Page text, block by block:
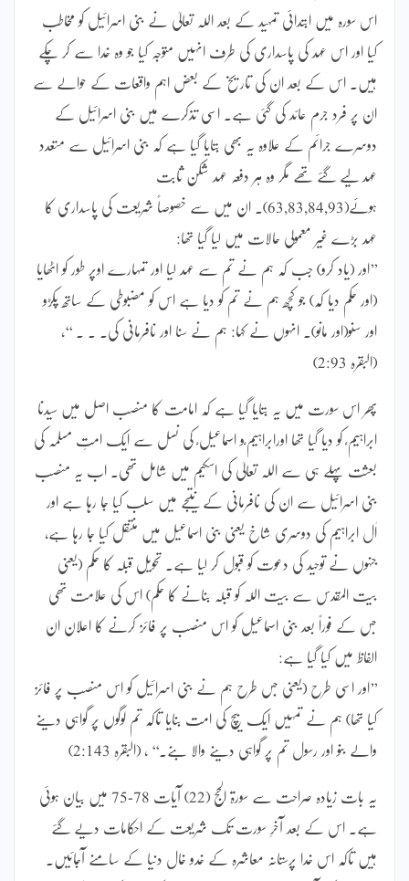
اس سورہ میں ابتدائی تمہید کے بعد اللہ تعالیٰ نے بنی اسرائیل کو مخاطب
کیا اور اس عہد کی پاسداری کی طرف انہیں متوجہ کیا جو وہ خدا سے کر چکے
ہیں۔ اس کے بعد ان کی تاریخ کے بعض اہم واقعات کے حوالے سے
ان پر فرد جرم عائد کی گئی ہے۔ اسی تذکرے میں بنی اسرائیل کے
دوسرے جرائم کے علاوہ یہ بھی بتایا گیا ہے کہ بنی اسرائیل سے متعدد
عہد لیے گئے تھے مگر وہ ہر دفعہ عہد شکن ثابت
ہوئے(63,83,84,93)۔ ان میں سے خصوصاً شریعت کی پاسداری کا
عہد بڑے غیر معمولی حالات میں لیا گیا تھا:
’’اور (یاد کرو) جب کہ ہم نے تم سے عہد لیا اور تمہارے اوپر طور کو اٹھایا
(اور حکم دیا کہ) جو کچھ ہم نے تم کو دیا ہے اس کو مضبوطی کے ساتھ پکڑو
اور سنو(اور مانو)۔ انہوں نے کہا: ہم نے سنا اور نافرمانی کی۔ ۔ ۔ ‘‘،
(البقرہ 2:93)
پھر اس سورت میں یہ بتایا گیا ہے کہ امامت کا منصب اصل میں سیدنا
ابراہیم ؑ کو دیا گیا تھا اورابراہیم ؑو اسماعیل ؑ کی نسل سے ایک امتِ مسلمہ کی
بعثت پہلے ہی سے اللہ تعالیٰ کی اسکیم میں شامل تھی۔ اب یہ منصب
بنی اسرائیل سے ان کی نافرمانی کے نتیجے میں سلب کیا جا رہا ہے اور
اٰل ابراہیم کی دوسری شاخ یعنی بنی اسماعیل میں منتقل کیا جا رہا ہے،
جنہوں نے توحید کی دعوت کو قبول کر لیا ہے۔ تحویل قبلہ کا حکم (یعنی
بیت المقدس سے بیت اللہ کو قبلہ بنانے کا حکم) اس کی علامت تھی
جس کے فوراً بعد بنی اسماعیل کو اس منصب پر فائز کرنے کا اعلان ان
الفاظ میں کیا گیا ہے:
’’اور اسی طرح (یعنی جس طرح ہم نے بنی اسرائیل کو اس منصب پر فائز
کیا تھا) ہم نے تمہیں ایک بیچ کی امت بنایا تاکہ تم لوگوں پر گواہی دینے
والے بنو اور رسول تم پر گواہی دینے والا بنے۔‘‘ ، (البقرہ 2:143)
یہ بات زیادہ صراحت سے سورۃ الحج (22) آیات 78-75 میں بیان ہوئی
ہے۔ اس کے بعد آخرِ سورت تک شریعت کے احکامات دیے گئے
ہیں تاکہ اس خدا پرستانہ معاشرہ کے خدو خال دنیا کے سامنے آجائیں۔